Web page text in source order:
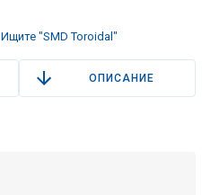
Ищите "SMD Toroidal"
ОПИСАНИЕ